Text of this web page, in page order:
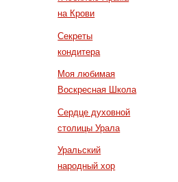
на Крови
Секреты
кондитера
Моя любимая
Воскресная Школа
Сердце духовной
столицы Урала
Уральский
народный хор